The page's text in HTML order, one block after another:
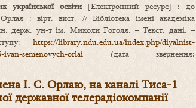
української освіти[Електронний ресурс] : до
: вірт. вист. // Бібліотека імені академіка
держ. ун-т ім. Миколи Гоголя. – Текст. дані. –
https://library.ndu.edu.ua/index.php/diyalnist-
semenovych-orlai (дата звернення:
І. С. Орлаю, на каналі Тиса-1
оїдержавноїтелерадіокомпанії